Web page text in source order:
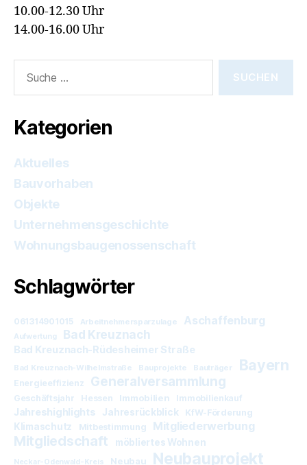
10.00-12.30 Uhr
14.00-16.00 Uhr
nach:
Kategorien
Aktuelles
Bauvorhaben
Objekte
Unternehmensgeschichte
Wohnungsbaugenossenschaft
Schlagwörter
061314901015 Arbeitnehmersparzulage Aschaffenburg
Aufwertung Bad Kreuznach
Bad Kreuznach-Rüdesheimer Straße
Bad Kreuznach-Wilhelmstraße Bauprojekte Bauträger Bayern
Energieeffizienz Generalversammlung
Geschäftsjahr Hessen Immobilien Immobilienkauf
Jahreshighlights Jahresrückblick KfW-Förderung
Klimaschutz Mitbestimmung Mitgliederwerbung
Mitgliedschaft möbliertes Wohnen
Neckar-Odenwald-Kreis Neubau Neubauprojekt